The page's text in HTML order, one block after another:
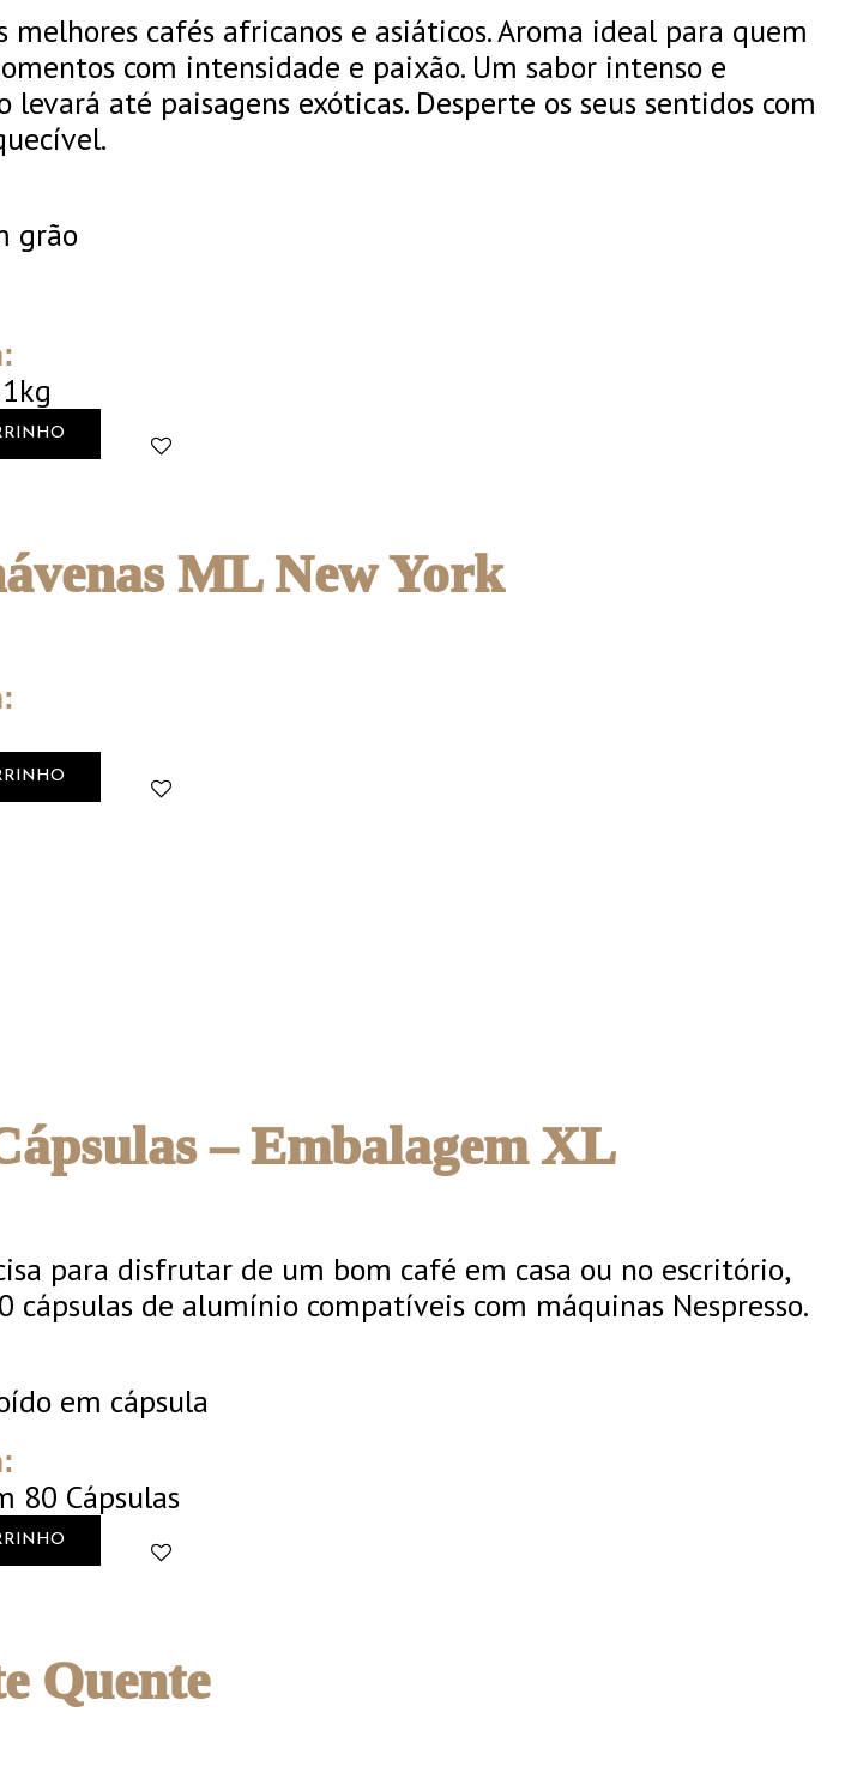
melhores cafés africanos e asiáticos. Aroma ideal para quem
com intensidade e paixão. Um sabor intenso e
levará até paisagens exóticas. Desperte os seus sentidos com
grão
ML New York
– Embalagem XL
para disfrutar de um bom café em casa ou no escritório,
cápsulas de alumínio compatíveis com máquinas Nespresso.
em cápsula
80 Cápsulas
Quente